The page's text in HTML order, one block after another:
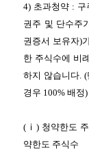
4) 초과청약 : 구
권주 및 단수주
권증서 보유자)
한 주식수에 비
하지 않습니다 . (
경우 100%배정)
( ⅰ) 청약한도
약한도 주식수